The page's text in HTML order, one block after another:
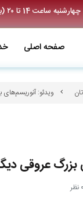
۲۰ (با تعیین وقت قبلی)
صفحه اصلی
ویدئو:
بزرگ عروقی
0 نظر